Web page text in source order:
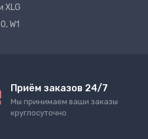
XLG
W1
Приём заказов 24/7
Мы принимаем ваши заказы
круглосуточно